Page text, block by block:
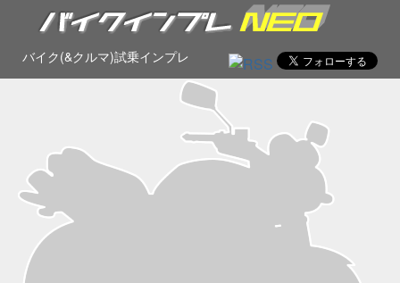
バイク(&クルマ)試乗インプレ